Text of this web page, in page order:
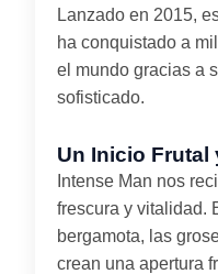
Lanzado en 2015,
ha conquistado a
el mundo gracias a
sofisticado.
Un Inicio
Intense Man nos
frescura y vitalidad.
bergamota, las
crean una apertura